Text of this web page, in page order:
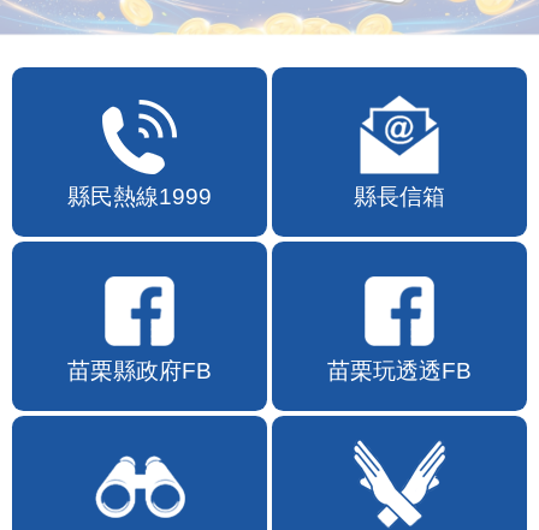
縣民熱線1999 縣長信箱
苗栗縣政府FB 苗栗玩透透FB